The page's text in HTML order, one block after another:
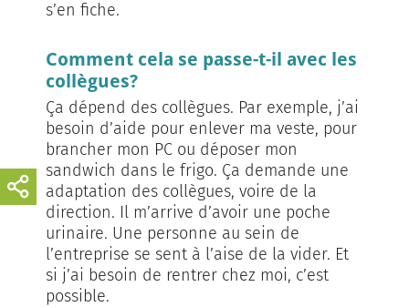
s’en fiche.
Comment cela se passe-t-il avec les
collègues?
Ça dépend des collègues. Par exemple, j’ai
besoin d’aide pour enlever ma veste, pour
brancher mon PC ou déposer mon
sandwich dans le frigo. Ça demande une
adaptation des collègues, voire de la
direction. Il m’arrive d’avoir une poche
urinaire. Une personne au sein de
l’entreprise se sent à l’aise de la vider. Et
si j’ai besoin de rentrer chez moi, c’est
possible.